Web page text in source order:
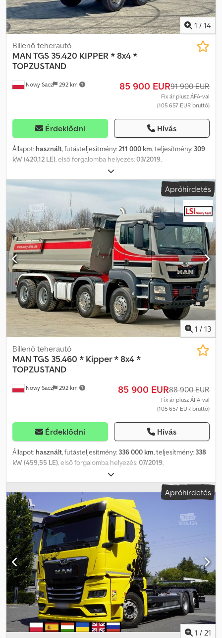
1 / 14
Nowy Sacz 292 km
Billenő teherautó
MAN TGS 35.420 KIPPER * 8x4 *
TOPZUSTAND
85 900 EUR91 900 EUR
Fix ár plusz ÁFA-val
(105 657 EUR bruttó)
Érdeklődni Hívás
Állapot: használt, futásteljesítmény:211 000 km, teljesítmény: 309
kW (420,12 LE), első forgalomba helyezés:03/2019,
, össztömeg:
3 tengely, fékek:retarder, szín:fehér, hajtástípus:automata,
Gyártási év:2019, Felszereltség:ABS, légkondicionálás, MAN TGS
35.420 Billenőplatós / 8x4 Importált / Balesetmentes JÓ
ÁLLAPOTBAN! MINDEN GUMI ÚJ! ? GYÁRTÁSI ÉV: 2019 ?
FUTÁSTELJESÍTMÉNY: 211 000 km FELSZERELTSÉG: ? ABS ? ASR ?
SZERVOKORMÁNY ? ELEKTROMOS ABLAKOK ? ELEKTROMOS
TÜKRÖK ? MOTORFÉK ? TACHOGRÁF TEHERBÍRÁS: 20 000 kg
ÖSSZTÖMEG: 34 000 kg TENGELYTÁV: 185/250/135 cm
ABRONCSMÉRET: 13R22,5 FELFÜGGESZTÉS: LAPRUGÓS TELEFON:
KUBA – POLSKI, ENGLISH, DEUTSCH, ITALIANO SEBASTIAN –
POLSKI, DEUTSCH, ITALIANO, ???? LASZLO – MAGYAR COSTEL –
ROMÂN? (Románul minden exporttal kapcsolatos ügyintézést
vállalunk, beleértve a rendszámokat is) RADEK – ????
Dcsdpfewtwkmsx Ag Rok Ref. szám: 13064
Apróhirdetés
1 / 13
Nowy Sacz 292 km
Billenő teherautó
MAN TGS 35.460 * Kipper * 8x4 *
TOPZUSTAND
85 900 EUR88 900 EUR
Fix ár plusz ÁFA-val
(105 657 EUR bruttó)
Érdeklődni Hívás
Állapot: használt, futásteljesítmény: 336 000 km, teljesítmény: 338
kW (459,55 LE), első forgalomba helyezés:07/2019,
, össztömeg:
3 tengely, fékek:retarder, szín:szürke, hajtástípus:automata,
Gyártási év:2019, Felszereltség:ABS, daru, MAN TGS 35.460
BILLENŐS TEHERAUTÓ / 8x4 Importált / BALESETMENTES JÓ
ÁLLAPOTBAN! Dsdpfjyxi Tdox Ag Rjck GYÁRTÁSI ÉV: 2019
FUTÁSTELJESÍTMÉNY: 336 000 km FELSZERELTSÉG: - ABS -
Központi zár - Elektromos ablakok - Szervokormány - Indításgátló -
Tachográf TEHERBÍRÁS: 20 000 kg ÖSSZTÖMEG: 32 000 kg
TENGELYTÁV: 190/260/140 cm ABRONCSMÉRET: 315/80R22,5
FÜGGEESZTÉS: LAPLEMEZES TEL.: KUBA – LENGYEL, ANGOL,
NÉMET, OLASZ SEBASTIAN – LENGYEL, NÉMET, OLASZ, ????
LASZLO – MAGYAR COSTEL – ROMÁN (Minden export ügyintézést
elintézünk, rendszámmal együtt) RADEK – ???? Ref. szám: 3992
Apróhirdetés
1 / 21